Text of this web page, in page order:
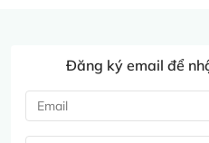
Đăng ký email để